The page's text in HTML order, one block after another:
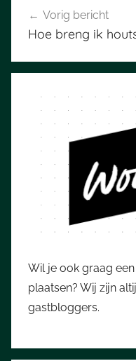
navigatie
Vorig bericht
Hoe breng ik
Wil je ook graag
plaatsen? Wij zijn
gastbloggers.